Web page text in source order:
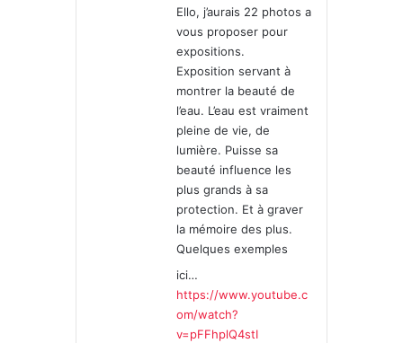
:
Ello, j’aurais 22 photos a
vous proposer pour
expositions.
Exposition servant à
montrer la beauté de
l’eau. L’eau est vraiment
pleine de vie, de
lumière. Puisse sa
beauté influence les
plus grands à sa
protection. Et à graver
la mémoire des plus.
Quelques exemples
ici…
https://www.youtube.c
om/watch?
v=pFFhplQ4stI